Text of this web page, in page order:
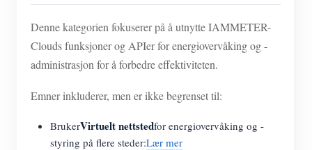
Denne kategorien fokuserer på å utnytte IAMMETER-
Clouds funksjoner og APIer for energiovervåking og -
administrasjon for å forbedre effektiviteten.
Emner inkluderer, men er ikke begrenset til:
BrukerVirtuelt nettstedfor energiovervåking og -
styring på flere steder:Lær mer